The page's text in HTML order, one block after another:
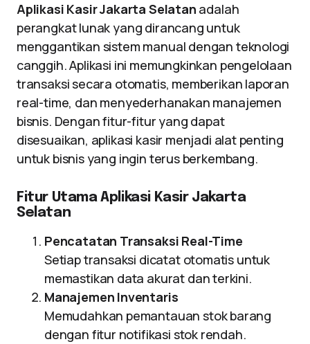
Aplikasi Kasir Jakarta Selatan adalah
perangkat lunak yang dirancang untuk
menggantikan sistem manual dengan teknologi
canggih. Aplikasi ini memungkinkan pengelolaan
transaksi secara otomatis, memberikan laporan
real-time, dan menyederhanakan manajemen
bisnis. Dengan fitur-fitur yang dapat
disesuaikan, aplikasi kasir menjadi alat penting
untuk bisnis yang ingin terus berkembang.
Fitur Utama Aplikasi Kasir Jakarta
Selatan
Pencatatan Transaksi Real-Time
Setiap transaksi dicatat otomatis untuk
memastikan data akurat dan terkini.
Manajemen Inventaris
Memudahkan pemantauan stok barang
dengan fitur notifikasi stok rendah.